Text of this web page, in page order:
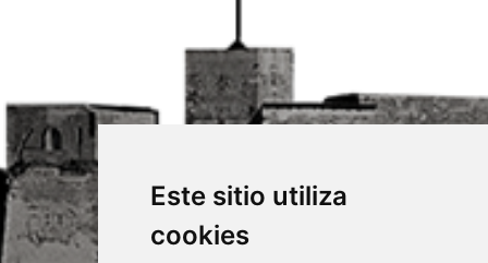
Este sitio utiliza
cookies